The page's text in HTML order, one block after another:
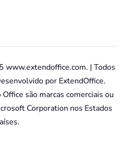
| Todos
por ExtendOffice.
são marcas comerciais ou
Corporation nos Estados